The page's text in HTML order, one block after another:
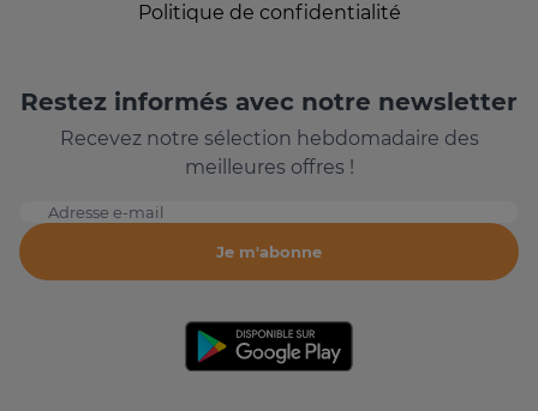
Politique de confidentialité
Restez informés avec notre newsletter
Recevez notre sélection hebdomadaire des
meilleures offres !
Adresse e-mail
Je m'abonne